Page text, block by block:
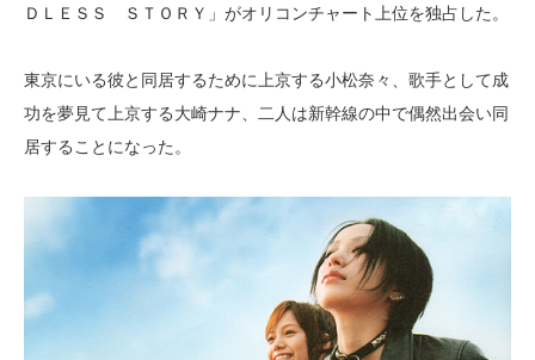
ＤＬＥＳＳ ＳＴＯＲＹ」がオリコンチャート上位を独占した。
東京にいる彼と同居するために上京する小松奈々、歌手として成
功を夢見て上京する大崎ナナ、二人は新幹線の中で偶然出会い同
居することになった。